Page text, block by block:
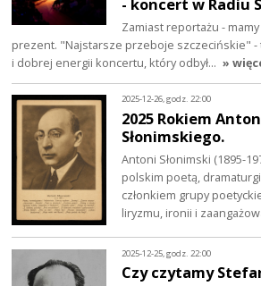
Zamiast reportażu -
prezent. "Najstarsze przeboje szczecińskie" -
i dobrej energii koncertu, który odbył… »
2025-12-26, godz. 22:00
2025 Rokiem
Słonimskiego.
Antoni Słonimski (1895-
polskim poetą,
członkiem grupy
liryzmu, ironii i
2025-12-25, godz. 22:00
Czy czytamy